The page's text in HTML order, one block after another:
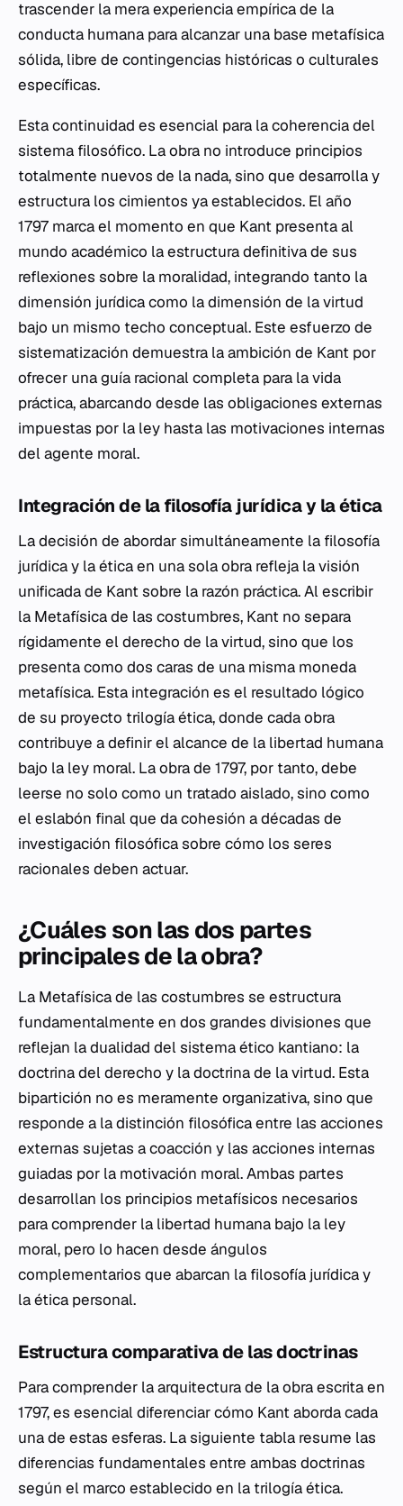
trascender la mera experiencia empírica de la
conducta humana para alcanzar una base metafísica
sólida, libre de contingencias históricas o culturales
específicas.
Esta continuidad es esencial para la coherencia del
sistema filosófico. La obra no introduce principios
totalmente nuevos de la nada, sino que desarrolla y
estructura los cimientos ya establecidos. El año
1797 marca el momento en que Kant presenta al
mundo académico la estructura definitiva de sus
reflexiones sobre la moralidad, integrando tanto la
dimensión jurídica como la dimensión de la virtud
bajo un mismo techo conceptual. Este esfuerzo de
sistematización demuestra la ambición de Kant por
ofrecer una guía racional completa para la vida
práctica, abarcando desde las obligaciones externas
impuestas por la ley hasta las motivaciones internas
del agente moral.
Integración de la filosofía jurídica y la ética
La decisión de abordar simultáneamente la filosofía
jurídica y la ética en una sola obra refleja la visión
unificada de Kant sobre la razón práctica. Al escribir
la Metafísica de las costumbres, Kant no separa
rígidamente el derecho de la virtud, sino que los
presenta como dos caras de una misma moneda
metafísica. Esta integración es el resultado lógico
de su proyecto trilogía ética, donde cada obra
contribuye a definir el alcance de la libertad humana
bajo la ley moral. La obra de 1797, por tanto, debe
leerse no solo como un tratado aislado, sino como
el eslabón final que da cohesión a décadas de
investigación filosófica sobre cómo los seres
racionales deben actuar.
¿Cuáles son las dos partes
principales de la obra?
La Metafísica de las costumbres se estructura
fundamentalmente en dos grandes divisiones que
reflejan la dualidad del sistema ético kantiano: la
doctrina del derecho y la doctrina de la virtud. Esta
bipartición no es meramente organizativa, sino que
responde a la distinción filosófica entre las acciones
externas sujetas a coacción y las acciones internas
guiadas por la motivación moral. Ambas partes
desarrollan los principios metafísicos necesarios
para comprender la libertad humana bajo la ley
moral, pero lo hacen desde ángulos
complementarios que abarcan la filosofía jurídica y
la ética personal.
Estructura comparativa de las doctrinas
Para comprender la arquitectura de la obra escrita en
1797, es esencial diferenciar cómo Kant aborda cada
una de estas esferas. La siguiente tabla resume las
diferencias fundamentales entre ambas doctrinas
según el marco establecido en la trilogía ética.